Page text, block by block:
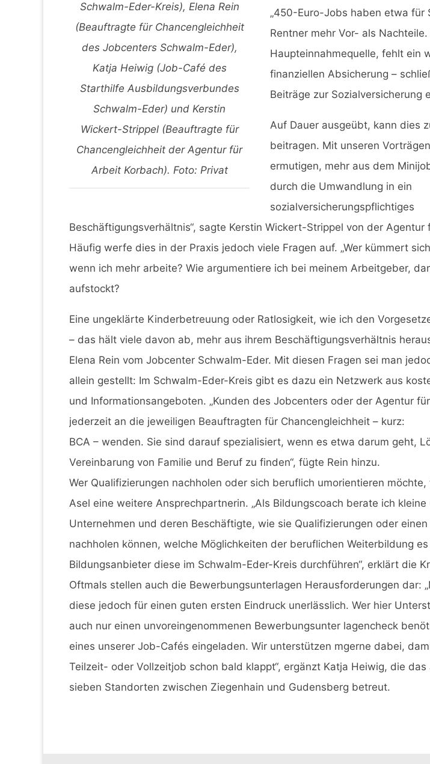
Schwalm-Eder-Kreis), Elena Rein
(Beauftragte für Chancengleichheit
des Jobcenters Schwalm-Eder),
Katja Heiwig (Job-Café des
Starthilfe Ausbildungsverbundes
Schwalm-Eder) und Kerstin
Wickert-Strippel (Beauftragte für
Chancengleichheit der Agentur für
Arbeit Korbach). Foto: Privat
„450-Euro-Jobs haben etwa für
Rentner mehr Vor- als
Haupteinnahmequelle, fehlt ein
finanziellen Absicherung –
Beiträge zur Sozialversicherung
Auf Dauer ausgeübt, kann dies
beitragen. Mit unseren
ermutigen, mehr aus dem
durch die Umwandlung in ein
sozialversicherungspflichtiges
Beschäftigungsverhältnis“, sagte Kerstin Wickert-Strippel von der Agentur
Häufig werfe dies in der Praxis jedoch viele Fragen auf. „Wer kümmert
wenn ich mehr arbeite? Wie argumentiere ich bei meinem Arbeitgeber,
aufstockt?
Eine ungeklärte Kinderbetreuung oder Ratlosigkeit, wie ich den
– das hält viele davon ab, mehr aus ihrem Beschäftigungsverhältnis
Elena Rein vom Jobcenter Schwalm-Eder. Mit diesen Fragen sei man
allein gestellt: Im Schwalm-Eder-Kreis gibt es dazu ein Netzwerk aus
und Informationsangeboten. „Kunden des Jobcenters oder der Agentur
jederzeit an die jeweiligen Beauftragten für Chancengleichheit – kurz:
BCA – wenden. Sie sind darauf spezialisiert, wenn es etwa darum geht,
Vereinbarung von Familie und Beruf zu finden“, fügte Rein hinzu.
Wer Qualifizierungen nachholen oder sich beruflich umorientieren
Asel eine weitere Ansprechpartnerin. „Als Bildungscoach berate ich
Unternehmen und deren Beschäftigte, wie sie Qualifizierungen oder
nachholen können, welche Möglichkeiten der beruflichen Weiterbildung
Bildungsanbieter diese im Schwalm-Eder-Kreis durchführen“, erklärt die
Oftmals stellen auch die Bewerbungsunterlagen Herausforderungen dar:
diese jedoch für einen guten ersten Eindruck unerlässlich. Wer hier
auch nur einen unvoreingenommenen Bewerbungsunter lagencheck
eines unserer Job-Cafés eingeladen. Wir unterstützen mgerne dabei,
Teilzeit- oder Vollzeitjob schon bald klappt“, ergänzt Katja Heiwig, die
sieben Standorten zwischen Ziegenhain und Gudensberg betreut.